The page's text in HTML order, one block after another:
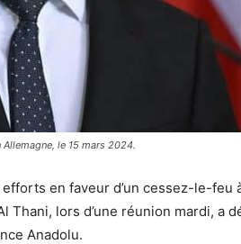
le 15 mars 2024.
en faveur d’un cessez-le-feu
Thani, lors d’une réunion mardi, a
Anadolu.